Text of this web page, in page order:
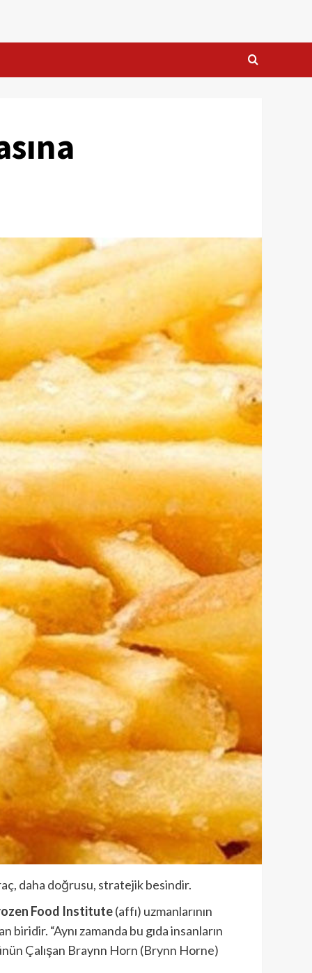
daha doğrusu, stratejik besindir.
Food Institute(affı) uzmanlarının
biridir. “Aynı zamanda bu gıda insanların
Çalışan Braynn Horn (Brynn Horne)